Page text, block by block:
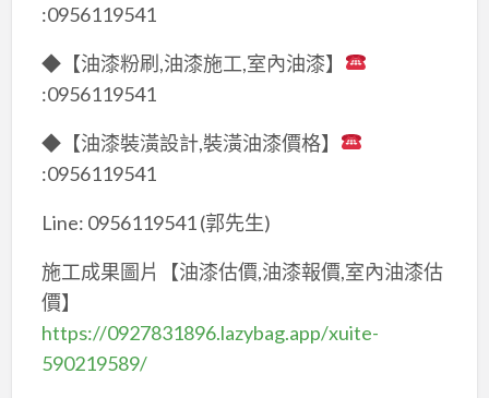
:0956119541
◆【油漆粉刷,油漆施工,室內油漆】
:0956119541
◆【油漆裝潢設計,裝潢油漆價格】
:0956119541
Line: 0956119541 (郭先生)
施工成果圖片【油漆估價,油漆報價,室內油漆估
價】
https://0927831896.lazybag.app/xuite-
590219589/